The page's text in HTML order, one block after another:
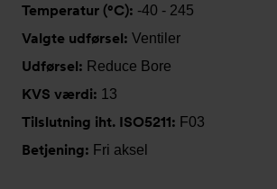
Temperatur (°C): -40 - 245
Valgte udførsel: Ventiler
Udførsel: Reduce Bore
KVS værdi: 13
Tilslutning iht. ISO5211: F03
Betjening: Fri aksel